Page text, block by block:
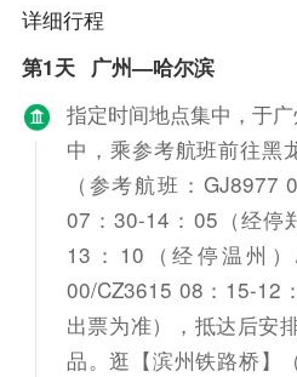
详细行程
第1天 广州—哈尔滨
指定时间地点集中，于
中，乘参考航班前往
（参考航班：GJ8977
07：30-14：05（经停
13：10（经停温州）
00/CZ3615 08：15-12
出票为准），抵达后安
品。逛【滨州铁路桥】